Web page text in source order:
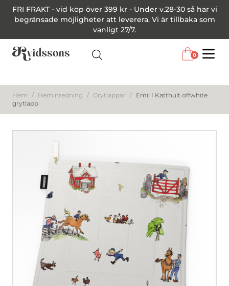
FRI FRAKT - vid köp över 399 kr - Under v.28-30 så har vi
begränsade möjligheter att leverera. Vi är tillbaka som
vanligt 27/7.
0
Hem / Heminredning / Grytlappar / Emil I Katthult offwhite
grytlapp